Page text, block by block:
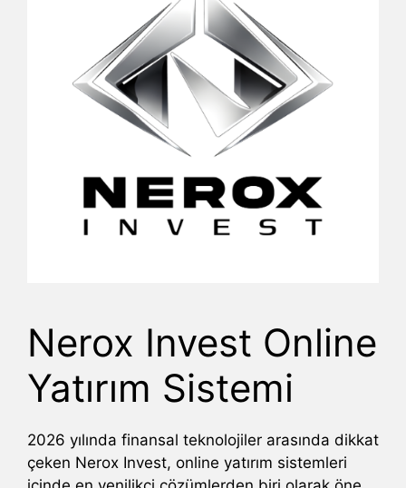
Nerox Invest Online
Yatırım Sistemi
2026 yılında finansal teknolojiler arasında dikkat
çeken Nerox Invest, online yatırım sistemleri